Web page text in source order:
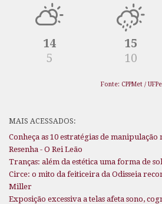
14
5
15
10
Fonte: CPPMet /
MAIS ACESSADOS:
Conheça as 10 estratégias de manipulação
Resenha - O Rei Leão
Tranças: além da estética uma forma de
Circe: o mito da feiticeira da Odisseia
Miller
Exposição excessiva a telas afeta sono,